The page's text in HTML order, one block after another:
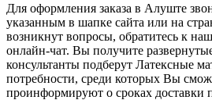
Для оформления заказа в Алуште
указанным в шапке сайта или на
возникнут вопросы, обратитесь к
онлайн-чат. Вы получите
консультанты подберут Латексные
потребности, среди которых Вы
проинформируют о сроках доставки